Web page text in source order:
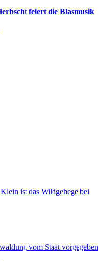
feiert die Blasmusik
ist das Wildgehege bei
vom Staat vorgegeben